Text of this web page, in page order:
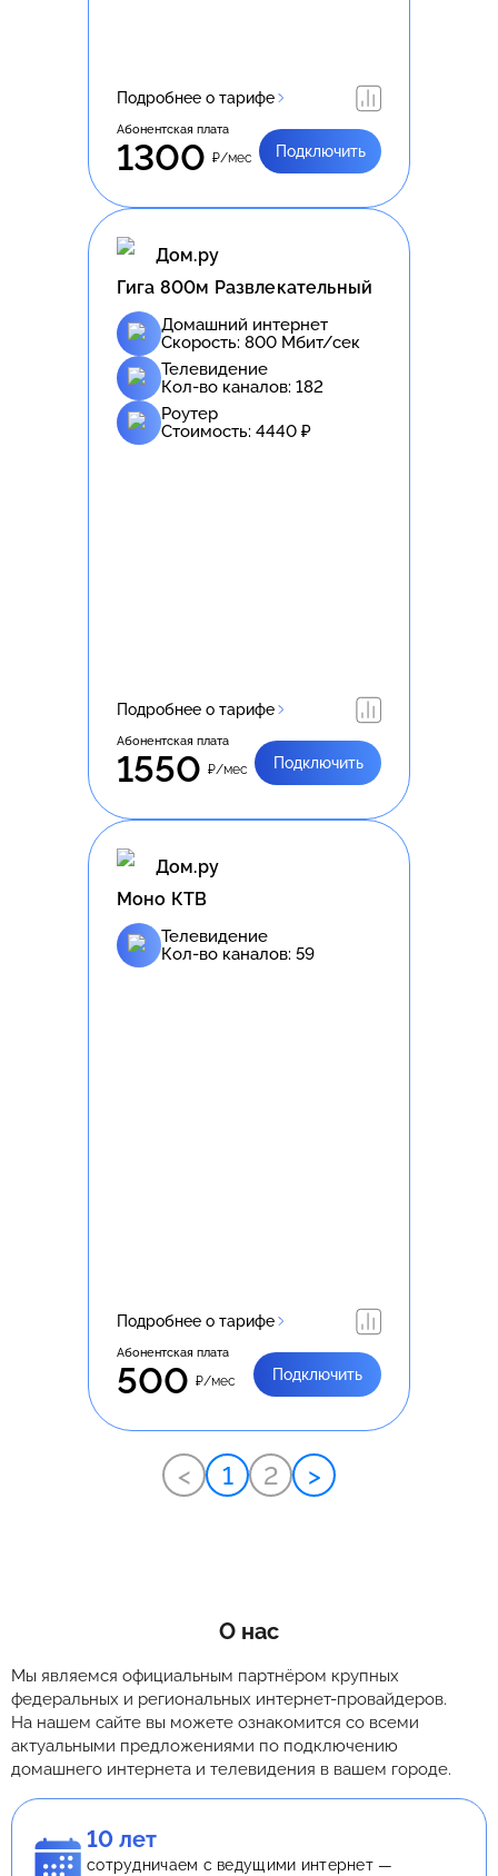
Подробнее о тарифе
Абонентская плата
1300 ₽/мес Подключить
Дом.ру
Гига 800м Развлекательный
Домашний интернет
Скорость: 800 Мбит/сек
Телевидение
Кол-во каналов: 182
Роутер
Стоимость: 4440 ₽
Подробнее о тарифе
Абонентская плата
1550 ₽/мес Подключить
Дом.ру
Моно КТВ
Телевидение
Кол-во каналов: 59
Подробнее о тарифе
Абонентская плата
500 ₽/мес Подключить
< 1 2 >
О нас
Мы являемся официальным партнёром крупных
федеральных и региональных интернет-провайдеров.
На нашем сайте вы можете ознакомится со всеми
актуальными предложениями по подключению
домашнего интернета и телевидения в вашем городе.
10 лет
сотрудничаем с ведущими интернет —